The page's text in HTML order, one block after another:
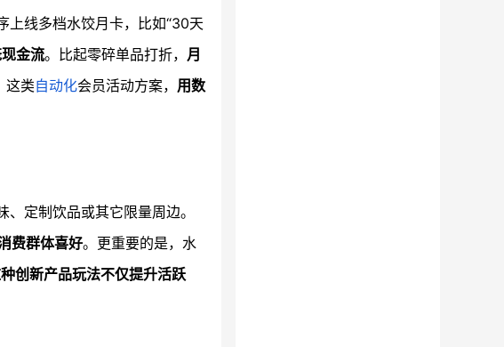
上线多档水饺月卡，比如“30天
金流。比起零碎单品打折， 月
这类自动化会员活动方案， 用数
定制饮品或其它限量周边。
费群体喜好。更重要的是，水
创新产品玩法不仅提升活跃